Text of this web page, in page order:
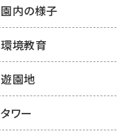
園内の様子
環境教育
遊園地
タワー